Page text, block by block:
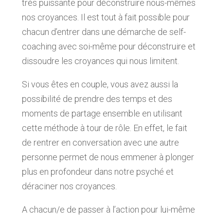
très puissante pour déconstruire nous-mêmes
nos croyances. Il est tout à fait possible pour
chacun d’entrer dans une démarche de self-
coaching avec soi-même pour déconstruire et
dissoudre les croyances qui nous limitent.
Si vous êtes en couple, vous avez aussi la
possibilité de prendre des temps et des
moments de partage ensemble en utilisant
cette méthode à tour de rôle. En effet, le fait
de rentrer en conversation avec une autre
personne permet de nous emmener à plonger
plus en profondeur dans notre psyché et
déraciner nos croyances.
A chacun/e de passer à l’action pour lui-même